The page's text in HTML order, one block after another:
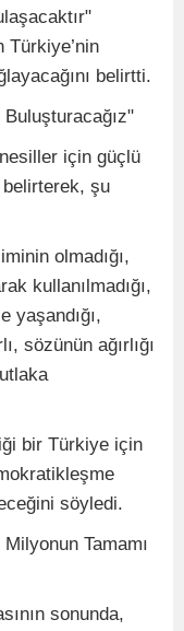
Türkiye’nin
belirtti.
için güçlü
şu
olmadığı,
kullanılmadığı,
yaşandığı,
sözünün ağırlığı
bir Türkiye için
söyledi.
Tamamı
sonunda,